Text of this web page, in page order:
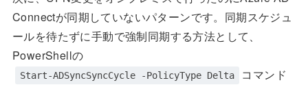
Connectが同期していないパターンです。同期スケジュ
ールを待たずに手動で強制同期する方法として、
PowerShellの
Start-ADSyncSyncCycle -PolicyType Delta
コマンド